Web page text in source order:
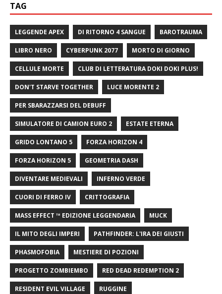
TAG
LEGGENDE APEX DI RITORNO 4 SANGUE BAROTRAUMA
LIBRO NERO CYBERPUNK 2077 MORTO DI GIORNO
CELLULE MORTE CLUB DI LETTERATURA DOKI DOKI PLUS!
DON'T STARVE TOGETHER LUCE MORENTE 2
PER SBARAZZARSI DEL DEBUFF
SIMULATORE DI CAMION EURO 2 ESTATE ETERNA
GRIDO LONTANO 5 FORZA HORIZON 4
FORZA HORIZON 5 GEOMETRIA DASH
DIVENTARE MEDIEVALI INFERNO VERDE
CUORI DI FERRO IV CRITTOGRAFIA
MASS EFFECT ™ EDIZIONE LEGGENDARIA MUCK
IL MITO DEGLI IMPERI PATHFINDER: L'IRA DEI GIUSTI
PHASMOFOBIA MESTIERE DI POZIONI
PROGETTO ZOMBIEMBO RED DEAD REDEMPTION 2
RESIDENT EVIL VILLAGE RUGGINE